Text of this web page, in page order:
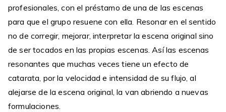
profesionales, con el préstamo de una de las escenas
para que el grupo resuene con ella. Resonar en el sentido
no de corregir, mejorar, interpretar la escena original sino
de ser tocados en las propias escenas. Así las escenas
resonantes que muchas veces tiene un efecto de
catarata, por la velocidad e intensidad de su flujo, al
alejarse de la escena original, la van abriendo a nuevas
formulaciones.